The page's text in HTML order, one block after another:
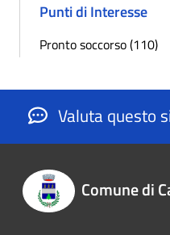
Punti di Interesse
Pronto soccorso (110)
Valuta questo
Comune di